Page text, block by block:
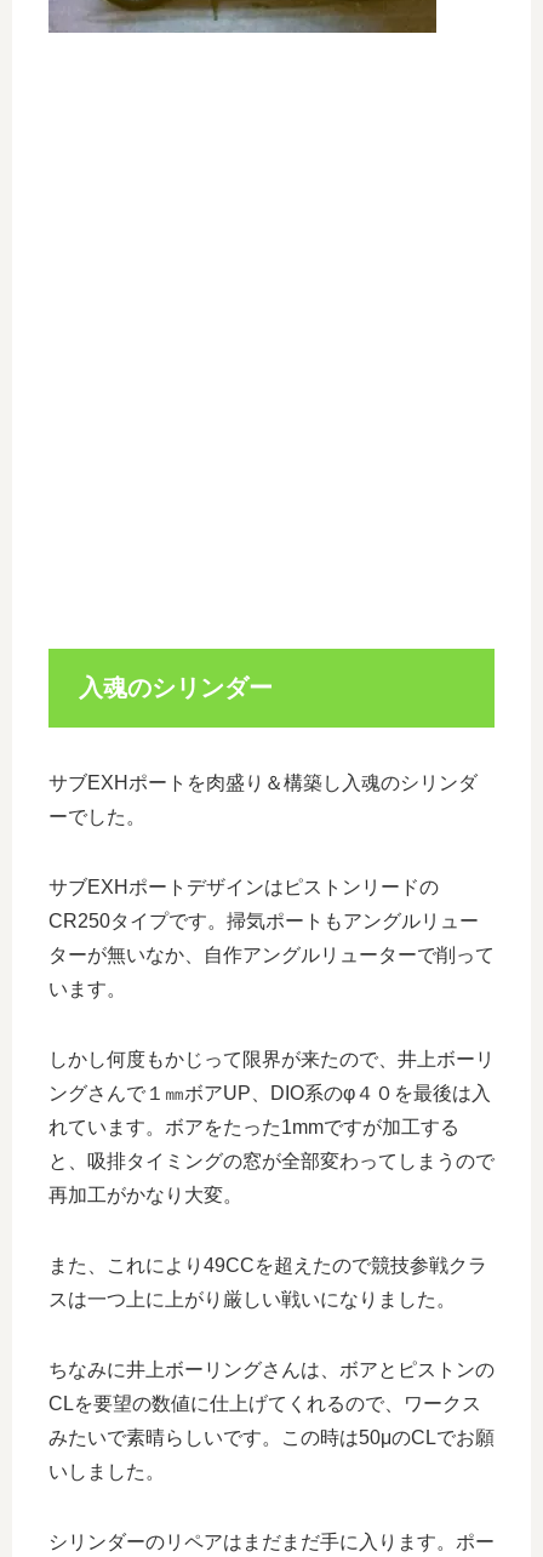
入魂のシリンダー
サブEXHポートを肉盛り＆構築し入魂のシリンダ
ーでした。
サブEXHポートデザインはピストンリードの
CR250タイプです。掃気ポートもアングルリュー
ターが無いなか、自作アングルリューターで削って
います。
しかし何度もかじって限界が来たので、井上ボーリ
ングさんで１㎜ボアUP、DIO系のφ４０を最後は入
れています。ボアをたった1mmですが加工する
と、吸排タイミングの窓が全部変わってしまうので
再加工がかなり大変。
また、これにより49CCを超えたので競技参戦クラ
スは一つ上に上がり厳しい戦いになりました。
ちなみに井上ボーリングさんは、ボアとピストンの
CLを要望の数値に仕上げてくれるので、ワークス
みたいで素晴らしいです。この時は50μのCLでお願
いしました。
シリンダーのリペアはまだまだ手に入ります。ポー